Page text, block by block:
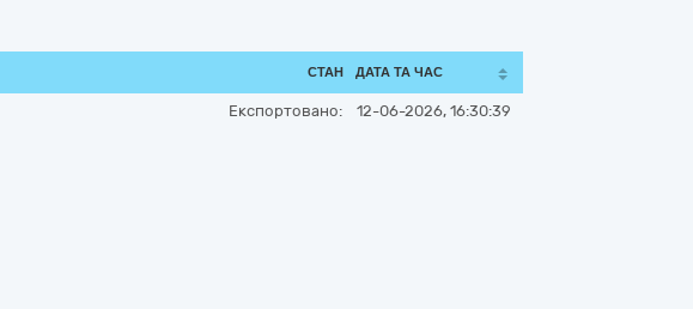
СТАН ДАТА ТА ЧАС
Експортовано: 12-06-2026, 16:30:39